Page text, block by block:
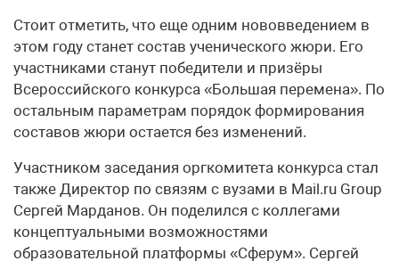
Стоит отметить, что еще одним нововведением в
этом году станет состав ученического жюри. Его
участниками станут победители и призёры
Всероссийского конкурса «Большая перемена». По
остальным параметрам порядок формирования
составов жюри остается без изменений.
Участником заседания оргкомитета конкурса стал
также Директор по связям с вузами в Mail.ru Group
Сергей Марданов. Он поделился с коллегами
концептуальными возможностями
образовательной платформы «Сферум». Сергей